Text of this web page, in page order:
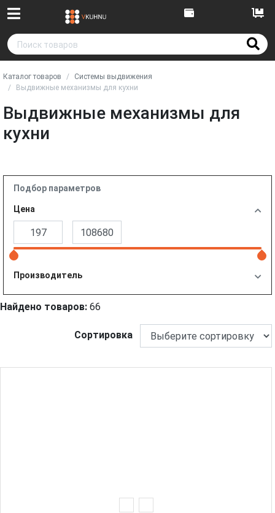
Каталог товаров
Системы выдвижения
Выдвижные механизмы для кухни
Выдвижные механизмы для
кухни
Подбор параметров
Цена
Производитель
Найдено товаров: 66
Сортировка